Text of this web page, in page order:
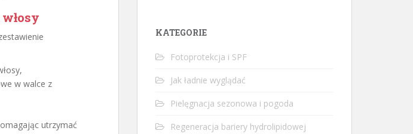
w walce z
utrzymać
KATEGORIE
Fotoprotekcja i SPF
Jak ładnie wyglądać
Pielęgnacja sezonowa i pogoda
Regeneracja bariery hydrolipidowej